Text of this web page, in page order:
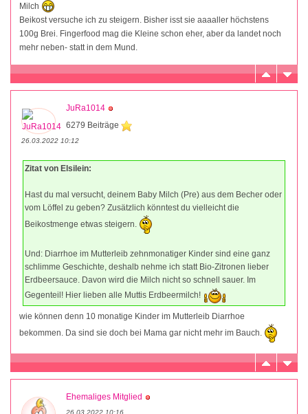
Milch
Beikost versuche ich zu steigern. Bisher isst sie aaaaller höchstens
100g Brei. Fingerfood mag die Kleine schon eher, aber da landet noch
mehr neben- statt in dem Mund.
JuRa1014
6279 Beiträge
26.03.2022 10:12
Zitat von Elsilein:
Hast du mal versucht, deinem Baby Milch (Pre) aus dem Becher oder
vom Löffel zu geben? Zusätzlich könntest du vielleicht die
Beikostmenge etwas steigern.
Und: Diarrhoe im Mutterleib zehnmonatiger Kinder sind eine ganz
schlimme Geschichte, deshalb nehme ich statt Bio-Zitronen lieber
Erdbeersauce. Davon wird die Milch nicht so schnell sauer. Im
Gegenteil! Hier lieben alle Muttis Erdbeermilch!
wie können denn 10 monatige Kinder im Mutterleib Diarrhoe
bekommen. Da sind sie doch bei Mama gar nicht mehr im Bauch.
Ehemaliges Mitglied